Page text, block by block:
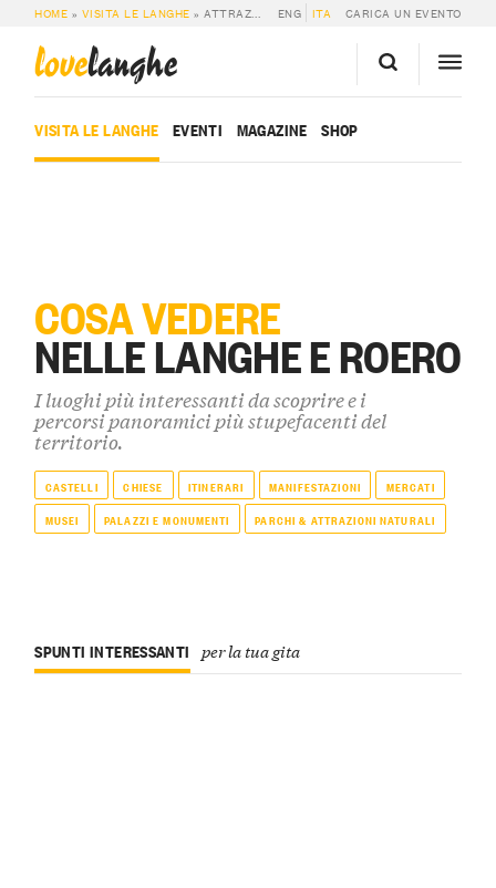
HOME » VISITA LE LANGHE »ATTRAZIONI ENG ITA CARICA UN EVENTO
lovelanghe
VISITA LE LANGHE EVENTI MAGAZINE SHOP
COSA VEDERE
NELLE LANGHE E ROERO
I luoghi più interessanti da scoprire e i
percorsi panoramici più stupefacenti del
territorio.
CASTELLI CHIESE ITINERARI MANIFESTAZIONI
MERCATI
MUSEI
PALAZZI E MONUMENTI PARCHI & ATTRAZIONI NATURALI
SPUNTI INTERESSANTI per la tua gita